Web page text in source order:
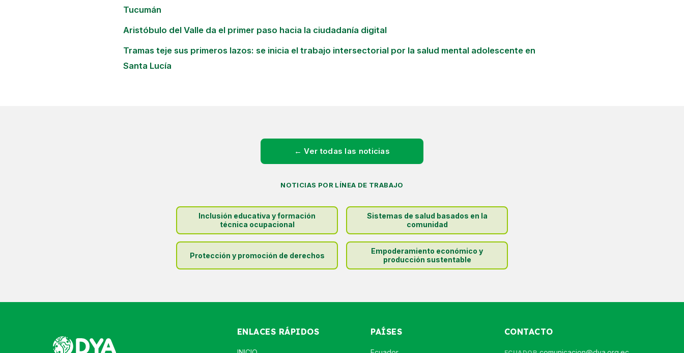
Tucumán
Aristóbulo del Valle da el primer paso hacia la ciudadanía digital
Tramas teje sus primeros lazos: se inicia el trabajo intersectorial por la salud mental adolescente en
Santa Lucía
← Ver todas las noticias
NOTICIAS POR LÍNEA DE TRABAJO
Inclusión educativa y formación
técnica ocupacional
Sistemas de salud basados en la
comunidad
Protección y promoción de derechos
Empoderamiento económico y
producción sustentable
ENLACES RÁPIDOS PAÍSES CONTACTO